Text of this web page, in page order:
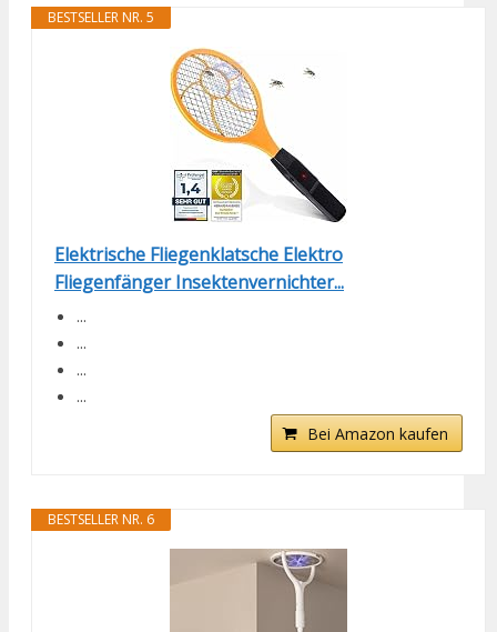
BESTSELLER NR. 5
Elektrische Fliegenklatsche Elektro
Fliegenfänger Insektenvernichter...
...
...
...
...
Bei Amazon kaufen
BESTSELLER NR. 6